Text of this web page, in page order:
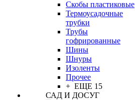
Скобы пластиковые
Термоусадочные
трубки
Трубы
гофрированные
Шины
Шнуры
Изоленты
Прочее
+ ЕЩЕ 15
САД И ДОСУГ